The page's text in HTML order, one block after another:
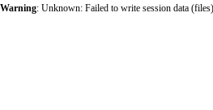
Warning: Unknown: Failed to write session data